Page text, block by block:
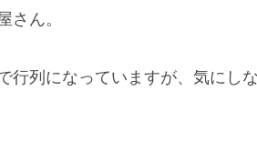
さん。
列になっていますが、気にしな